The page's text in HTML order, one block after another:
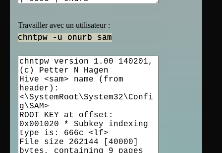
Travailler avec un utilisateur :
chntpw -u onurb sam